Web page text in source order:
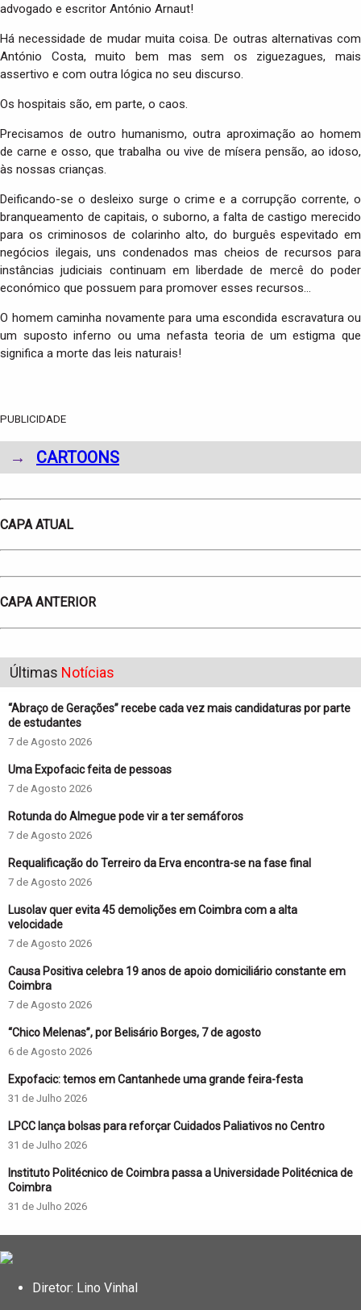
advogado e escritor António Arnaut!
Há necessidade de mudar muita coisa. De outras alternativas com
António Costa, muito bem mas sem os ziguezagues, mais
assertivo e com outra lógica no seu discurso.
Os hospitais são, em parte, o caos.
Precisamos de outro humanismo, outra aproximação ao homem
de carne e osso, que trabalha ou vive de mísera pensão, ao idoso,
às nossas crianças.
Deificando-se o desleixo surge o crime e a corrupção corrente, o
branqueamento de capitais, o suborno, a falta de castigo merecido
para os criminosos de colarinho alto, do burguês espevitado em
negócios ilegais, uns condenados mas cheios de recursos para
instâncias judiciais continuam em liberdade de mercê do poder
económico que possuem para promover esses recursos…
O homem caminha novamente para uma escondida escravatura ou
um suposto inferno ou uma nefasta teoria de um estigma que
significa a morte das leis naturais!
PUBLICIDADE
→ CARTOONS
CAPA ATUAL
CAPA ANTERIOR
Últimas Notícias
“Abraço de Gerações” recebe cada vez mais candidaturas por parte
de estudantes
7 de Agosto 2026
Uma Expofacic feita de pessoas
7 de Agosto 2026
Rotunda do Almegue pode vir a ter semáforos
7 de Agosto 2026
Requalificação do Terreiro da Erva encontra-se na fase final
7 de Agosto 2026
Lusolav quer evita 45 demolições em Coimbra com a alta
velocidade
7 de Agosto 2026
Causa Positiva celebra 19 anos de apoio domiciliário constante em
Coimbra
7 de Agosto 2026
“Chico Melenas”, por Belisário Borges, 7 de agosto
6 de Agosto 2026
Expofacic: temos em Cantanhede uma grande feira-festa
31 de Julho 2026
LPCC lança bolsas para reforçar Cuidados Paliativos no Centro
31 de Julho 2026
Instituto Politécnico de Coimbra passa a Universidade Politécnica de
Coimbra
31 de Julho 2026
Diretor: Lino Vinhal